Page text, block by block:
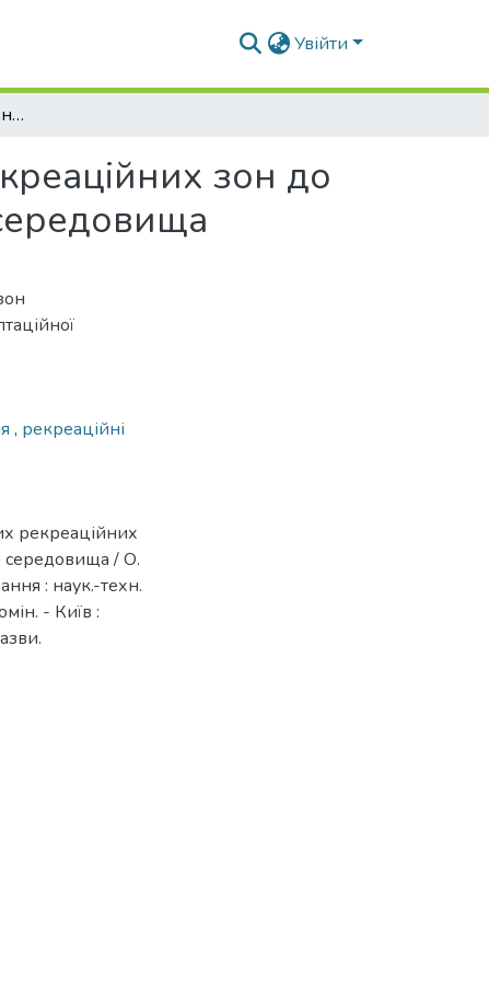
Увійти
Засоби реконструктивної адаптації існуючих рекреаційних зон до сучасних вимог безбар’єрного архітектурного середовища
зон до
, рекреаційні
рекреаційних
середовища / О.
: наук.-техн.
- Київ :